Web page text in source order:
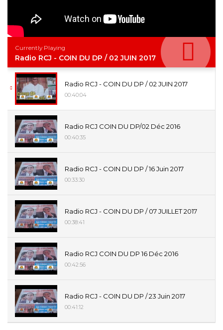
Currently Playing
Radio RCJ - COIN DU DP / 02 JUIN 2017
Radio RCJ - COIN DU DP / 02 JUIN 2017
00:40:04
Radio RCJ COIN DU DP/02 Déc 2016
00:40:35
Radio RCJ - COIN DU DP / 16 Juin 2017
00:33:30
Radio RCJ - COIN DU DP / 07 JUILLET 2017
00:38:41
Radio RCJ COIN DU DP 16 Déc 2016
00:42:56
Radio RCJ - COIN DU DP / 23 Juin 2017
00:41:12